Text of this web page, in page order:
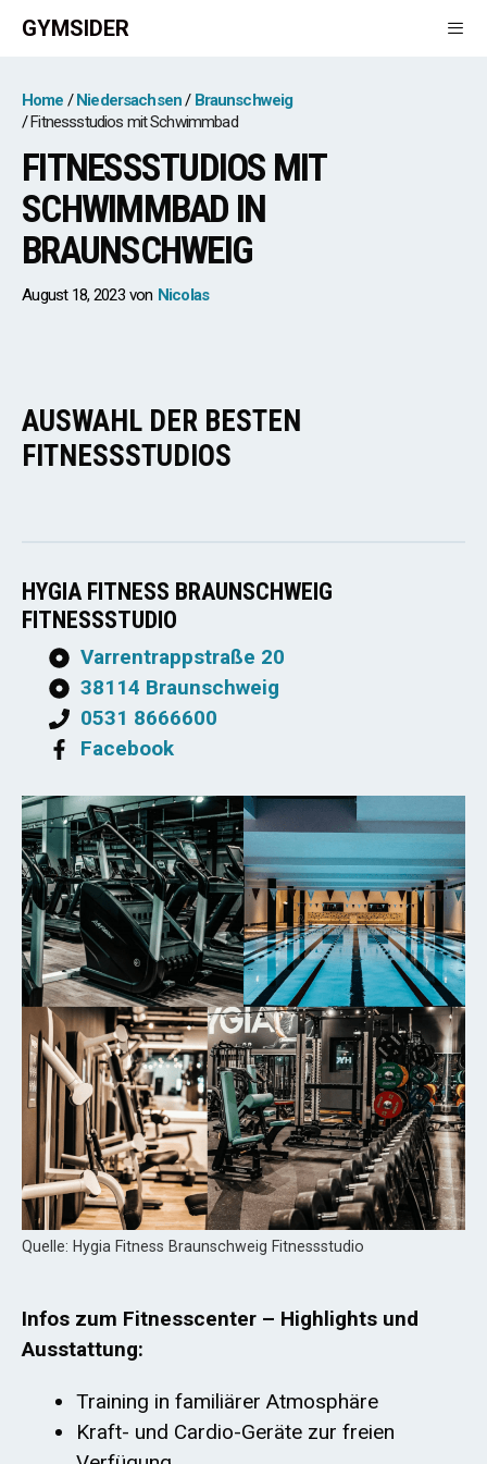
Zum
Inhalt
GYMSIDER
Home Niedersachsen
Braunschweig
Fitnessstudios mit Schwimmbad
FITNESSSTUDIOS MIT
SCHWIMMBAD IN
BRAUNSCHWEIG
August 18, 2023 von Nicolas
AUSWAHL DER BESTEN
FITNESSSTUDIOS
HYGIA FITNESS BRAUNSCHWEIG
FITNESSSTUDIO
Varrentrappstraße 20
38114 Braunschweig
0531 8666600
Facebook
Quelle: Hygia Fitness Braunschweig Fitnessstudio
Infos zum Fitnesscenter – Highlights und
Ausstattung:
Training in familiärer Atmosphäre
Kraft- und Cardio-Geräte zur freien